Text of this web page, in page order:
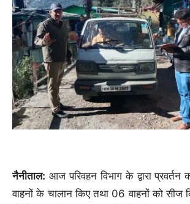
नैनीताल: आज परिवहन विभाग के द्वारा प्रवर्तन
वाहनों के चालान किए तथा 06 वाहनों को सीज